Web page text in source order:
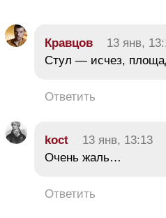
Кравцов 13 янв,
Стул — исчез,
Ответить
koct 13 янв, 13:13
Очень жаль…
Ответить